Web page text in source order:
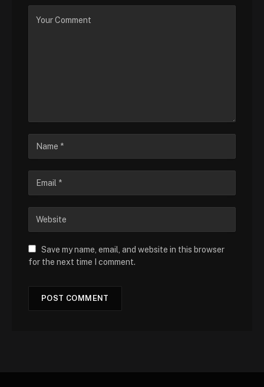
Save my name, email, and website in this browser
for the next time I comment.